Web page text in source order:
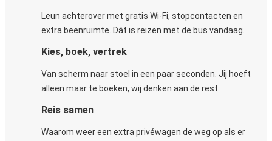
Leun achterover met gratis Wi-Fi, stopcontacten en
extra beenruimte. Dát is reizen met de bus vandaag.
Kies, boek, vertrek
Van scherm naar stoel in een paar seconden. Jij hoeft
alleen maar te boeken, wij denken aan de rest.
Reis samen
Waarom weer een extra privéwagen de weg op als er